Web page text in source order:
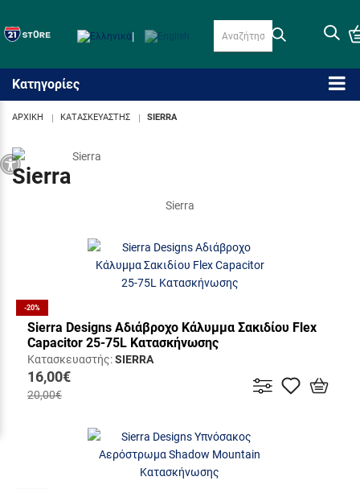
|
Κατηγορίες
ΑΡΧΙΚΗ ΚΑΤΑΣΚΕΥΑΣΤΗΣ SIERRA
Sierra
Sierra
-20%
Sierra Designs Αδιάβροχο Κάλυμμα Σακιδίου Flex
Capacitor 25-75L Κατασκήνωσης
Κατασκευαστής:SIERRA
16,00€
20,00€
Προσβασιμότητα